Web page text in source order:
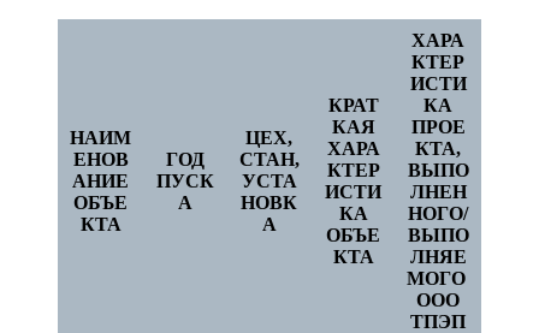
НАИМ
ЕНОВ
АНИЕ
ОБЪЕ
КТА
ГОД
ПУСК
А
ЦЕХ,
СТАН,
УСТА
НОВК
А
КРАТ
КАЯ
ХАРА
КТЕР
ИСТИ
КА
ОБЪЕ
КТА
ХАРА
КТЕР
ИСТИ
КА
ПРОЕ
КТА,
ВЫПО
ЛНЕН
НОГО/
ВЫПО
ЛНЯЕ
МОГО
ООО
ТПЭП